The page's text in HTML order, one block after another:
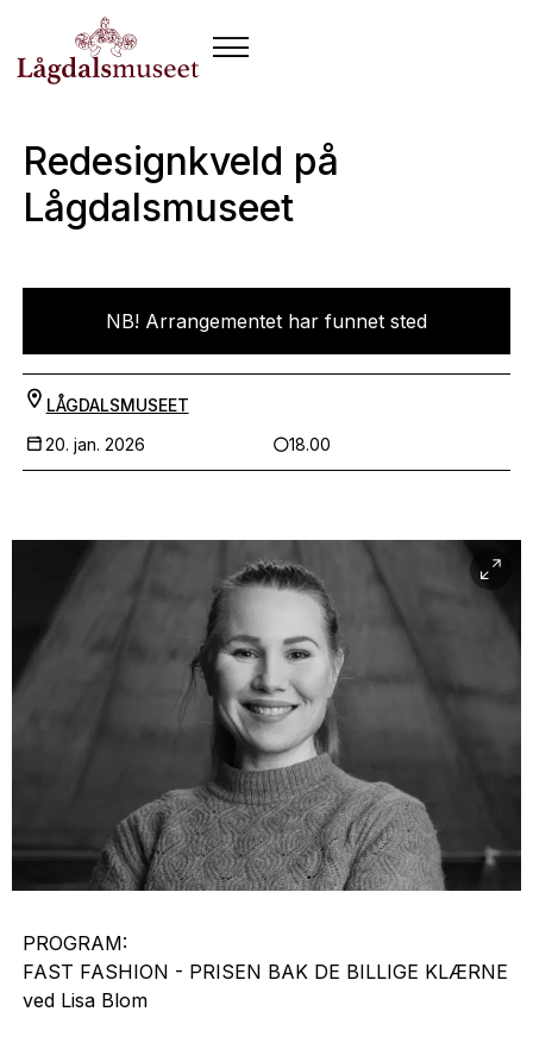
Redesignkveld på
Lågdalsmuseet
NB! Arrangementet har funnet sted
LÅGDALSMUSEET
20. jan. 2026
18.00
PROGRAM:
FAST FASHION - PRISEN BAK DE BILLIGE KLÆRNE
ved Lisa Blom